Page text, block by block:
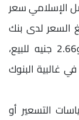
الإسلامي سعر
بينما بلغ السعر لدى بنك
الإمارات دبي الوطني 2.64 جنيه للشراء و2.66 جنيه للبيع،
غالبية البنوك
التسعير أو